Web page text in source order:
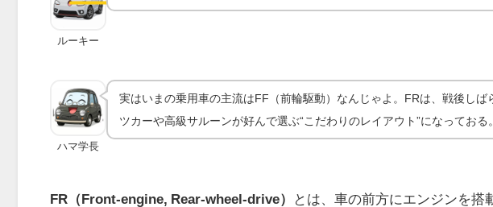
ルーキー
ハマ学長
実はいまの乗用車の主流はFF（前輪駆動）なんじゃよ。FRは、戦後し
ツカーや高級サルーンが好んで選ぶ“こだわりのレイアウト”になっておる
FR（Front-engine, Rear-wheel-drive）
とは、車の前方にエンジンを搭